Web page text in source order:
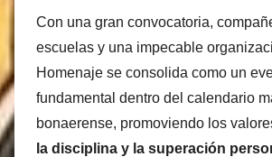
Con una gran convocatoria,
escuelas y una impecable
Homenaje se consolida como un
fundamental dentro del calendario
bonaerense, promoviendo los
la disciplina y la superación